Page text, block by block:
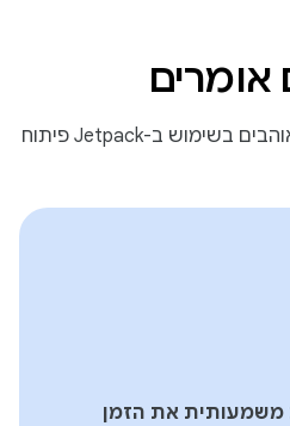
רוצים לדעת מה המפתחים אוהבים בשימוש ב-Jetpack פיתוח
את הזמן